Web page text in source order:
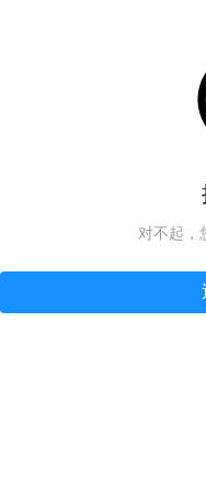
对不起，